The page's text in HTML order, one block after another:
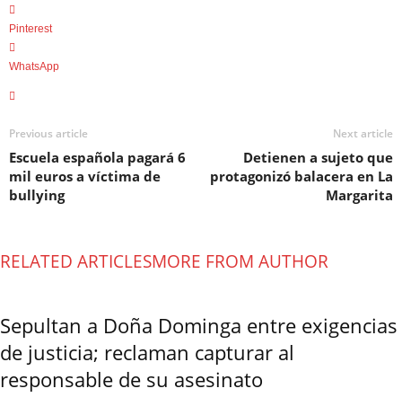
Pinterest
WhatsApp
Previous article
Escuela española pagará 6
mil euros a víctima de
bullying
Next article
Detienen a sujeto que
protagonizó balacera en La
Margarita
RELATED ARTICLESMORE FROM AUTHOR
Sepultan a Doña Dominga entre exigencias
de justicia; reclaman capturar al
responsable de su asesinato